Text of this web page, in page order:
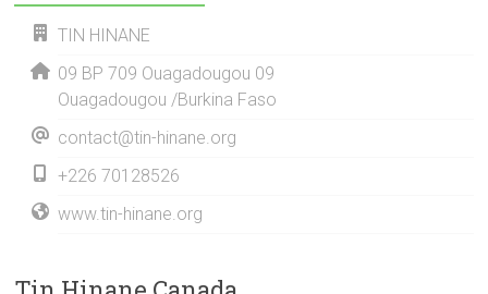
TIN HINANE
09 BP 709 Ouagadougou 09
Ouagadougou /Burkina Faso
contact@tin-hinane.org
+226 70128526
www.tin-hinane.org